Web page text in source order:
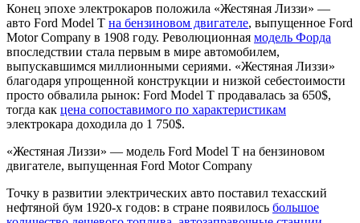
Конец эпохе электрокаров положила «Жестяная Лиззи» —
авто Ford Model T на бензиновом двигателе, выпущенное Ford
Motor Company в 1908 году. Революционная модель Форда
впоследствии стала первым в мире автомобилем,
выпускавшимся миллионными сериями. «Жестяная Лиззи»
благодаря упрощенной конструкции и низкой себестоимости
просто обвалила рынок: Ford Model T продавалась за 650$,
тогда как цена сопоставимого по характеристикам
электрокара доходила до 1 750$.
«Жестяная Лиззи» — модель Ford Model T на бензиновом
двигателе, выпущенная Ford Motor Company
Точку в развитии электрических авто поставил техасский
нефтяной бум 1920-х годов: в стране появилось большое